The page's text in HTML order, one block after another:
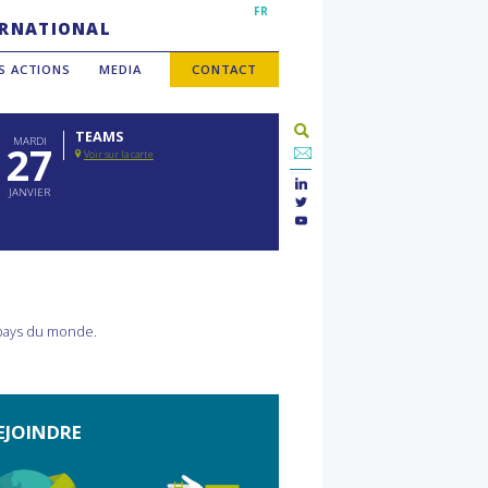
FR
ACTIONS MEDIA CONTACT
MARDI
27
JANVIER
TEAMS
Voir sur la carte
du monde.